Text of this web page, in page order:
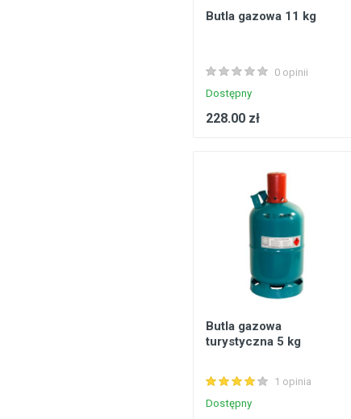
Butla gazowa 11 kg
0 opinii
Dostępny
228.00 zł
Butla gazowa
turystyczna 5 kg
1 opinia
Dostępny